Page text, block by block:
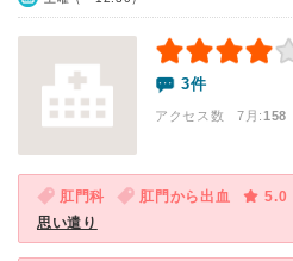
3件
アクセス数 7月:158
肛門科 肛門から出血
5.0
思い遣り